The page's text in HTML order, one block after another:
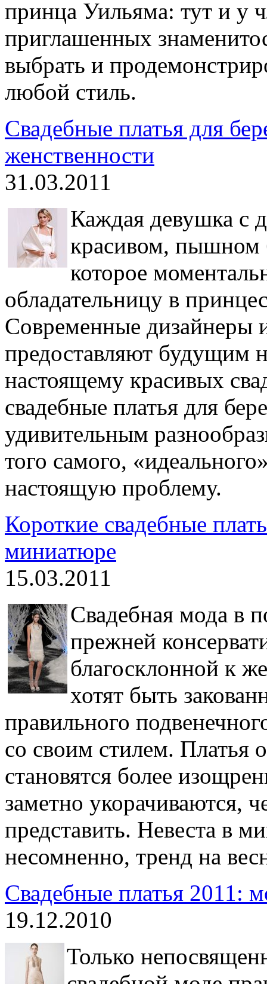
принца Уильяма: тут и у
приглашенных
выбрать и
любой стиль.
Свадебные платья для
женственности
31.03.2011
Каждая девушка с
красивом, пышном
которое
обладательницу в
Современные дизайнеры
предоставляют будущим
настоящему красивых
свадебные платья для
удивительным
того самого,
настоящую проблему.
Короткие свадебные
миниатюре
15.03.2011
Свадебная мода в
прежней
благосклонной к
хотят быть
правильного
со своим стилем. Платья
становятся более
заметно укорачиваются,
представить. Невеста в
несомненно, тренд на
Свадебные платья 2011:
19.12.2010
Только